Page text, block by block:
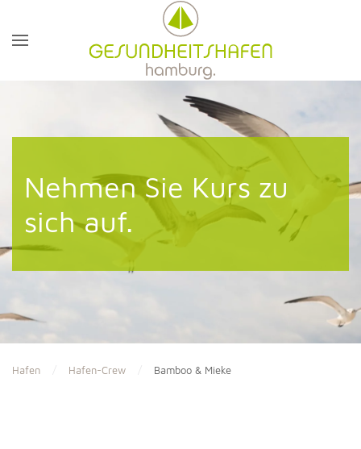
Nehmen Sie Kurs zu
sich auf.
Hafen Hafen-Crew Bamboo & Mieke